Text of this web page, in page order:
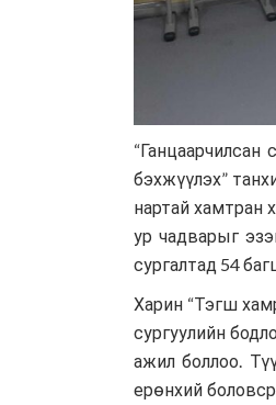
“Ганцаарчилсан
бэхжүүлэх”
нартай хамтран
ур чадварыг
сургалтад 54
Харин “Тэгш
сургуулийн
ажил боллоо.
ерөнхий